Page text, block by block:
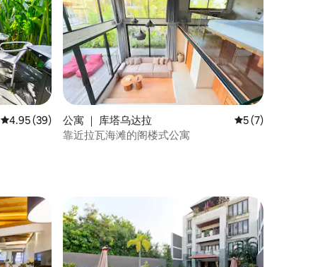
平均评分 4.95 分（满分 5 分），共 39 条评价
4.95 (39)
公寓 ｜ 库塔乌达拉 平均评分 5 分（
5 (7)
靠近拉瓦海滩的阁楼式公寓